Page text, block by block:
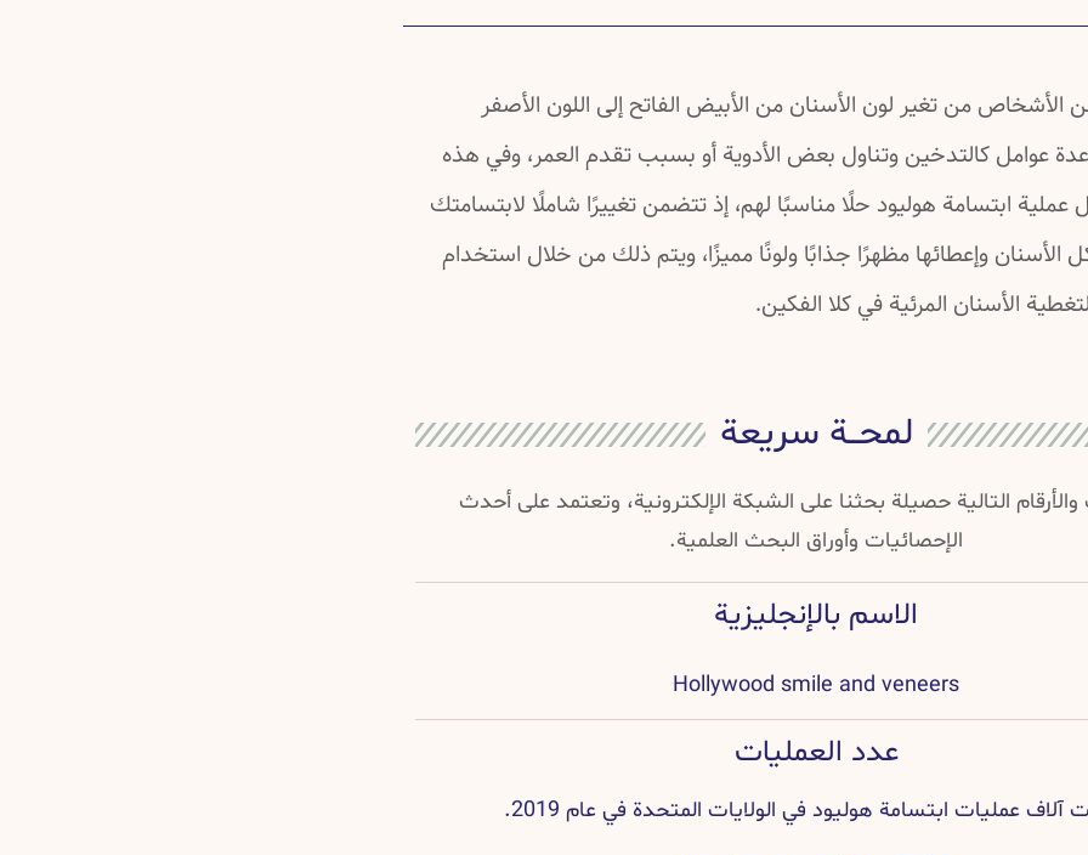
عن ابتسامة هوليود
الأشخاص من تغير لون الأسنان من الأبيض الفاتح إلى اللون الأصفر
عوامل كالتدخين وتناول بعض الأدوية أو بسبب تقدم العمر، وفي هذه
عملية ابتسامة هوليود حلًا مناسبًا لهم، إذ تتضمن تغييرًا شاملًا لابتسامتك
وإعطائها مظهرًا جذابًا ولونًا مميزًا، ويتم ذلك من خلال استخدام
الأسنان المرئية في كلا الفكين.
لمحــة سريعة
والأرقام التالية حصيلة بحثنا على الشبكة الإلكترونية، وتعتمد على أحدث
الإحصائيات وأوراق البحث العلمية.
الاسم بالإنجليزية
Hollywood smile and veneers
عدد العمليات
آلاف عمليات ابتسامة هوليود في الولايات المتحدة في عام 2019.